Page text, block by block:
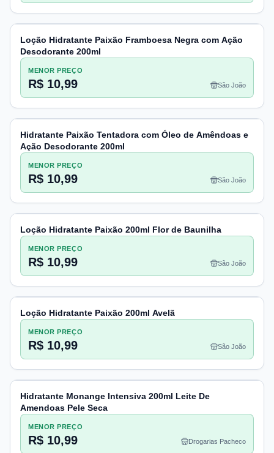
Loção Hidratante Paixão Framboesa Negra com Ação
Desodorante 200ml
MENOR PREÇO
R$ 10,99 São João
Hidratante Paixão Tentadora com Óleo de Amêndoas e
Ação Desodorante 200ml
MENOR PREÇO
R$ 10,99 São João
Loção Hidratante Paixão 200ml Flor de Baunilha
MENOR PREÇO
R$ 10,99 São João
Loção Hidratante Paixão 200ml Avelã
MENOR PREÇO
R$ 10,99 São João
Hidratante Monange Intensiva 200ml Leite De
Amendoas Pele Seca
MENOR PREÇO
R$ 10,99 Drogarias Pacheco